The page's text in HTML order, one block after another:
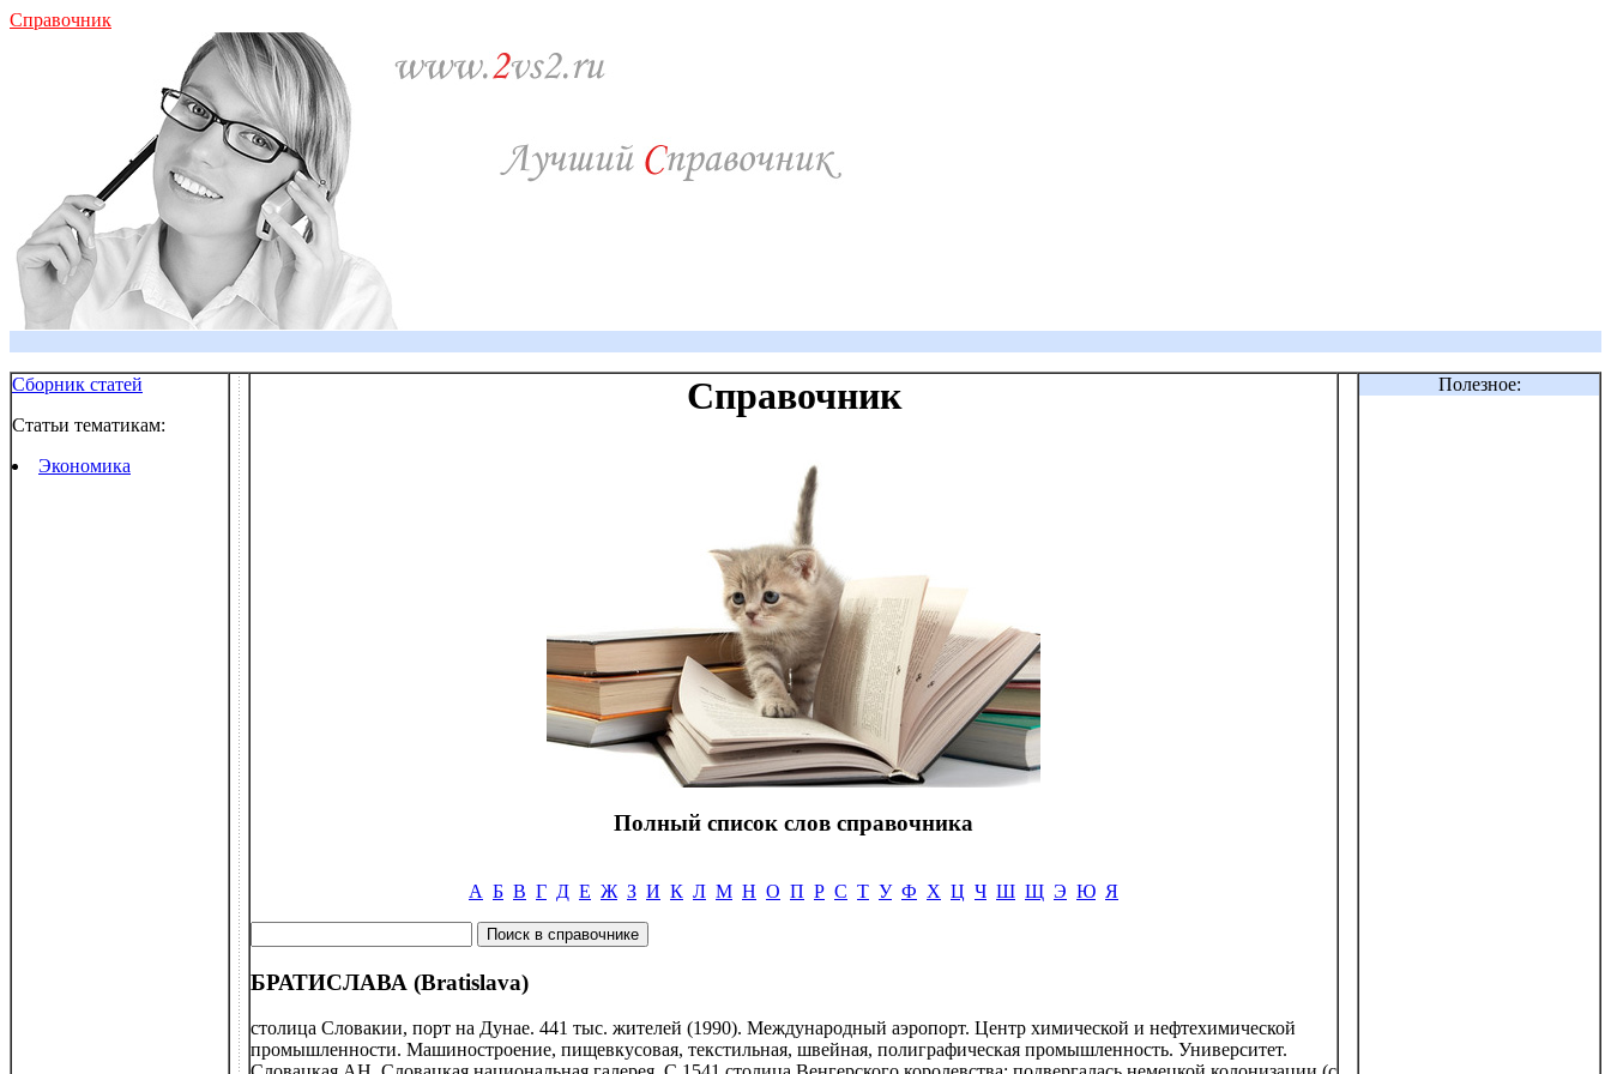
Справочник
Сборник статей
Статьи тематикам:
Экономика
Справочник
Полный список слов справочника
А Б В Г Д Е Ж З И К Л М Н О П Р С Т У Ф Х Ц Ч Ш Щ Э Ю Я
БРАТИСЛАВА (Bratislava)
столица Словакии, порт на Дунае. 441 тыс. жителей (1990). Международный аэропорт. Центр химической и нефтехимической
промышленности. Машиностроение, пищевкусовая, текстильная, швейная, полиграфическая промышленность. Университет.
Полезное: